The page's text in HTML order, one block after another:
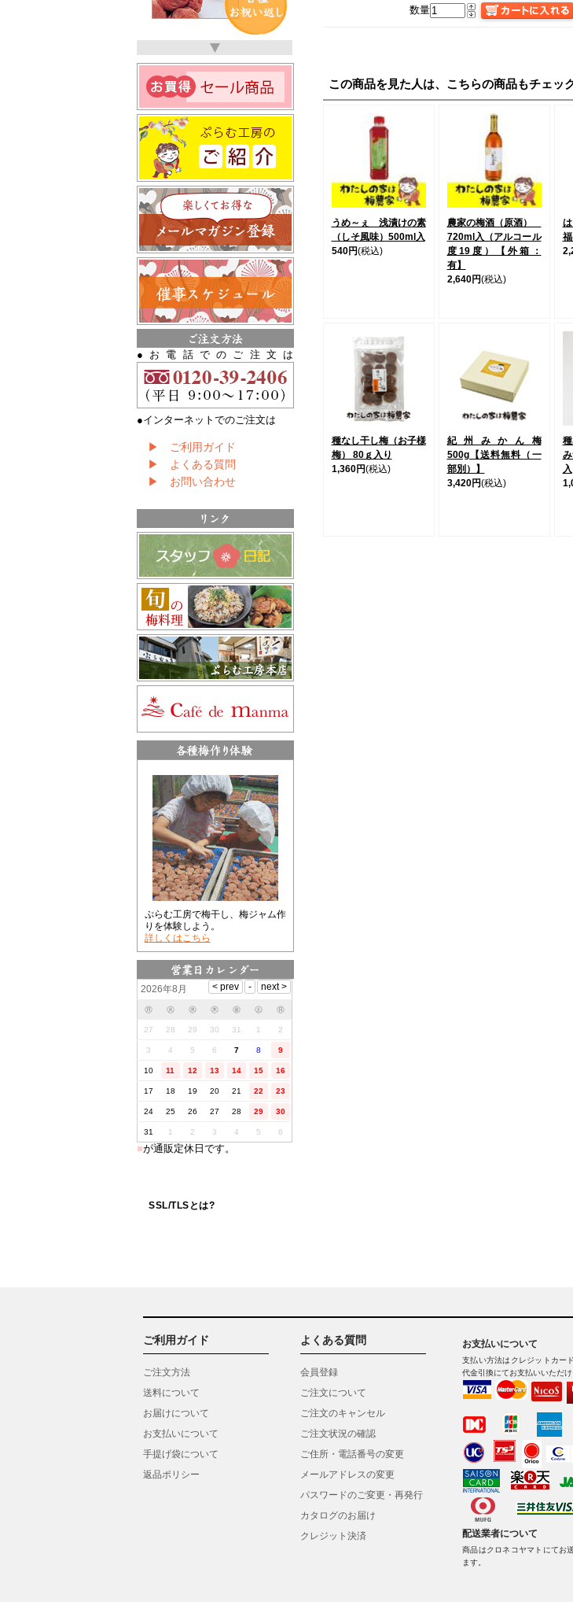
●お電話でのご注文は
●インターネットでのご注文は
▶ ご利用ガイド
▶ よくある質問
▶ お問い合わせ
ぷらむ工房で梅干し、梅ジャム作
りを体験しよう。
詳しくはこちら
2026年8月
㊊ ㊋ ㊌ ㊍ ㊎ ㊏ ㊐
27 28 29 30 31 1 2
3 4 5 6 7 8 9
10 11 12 13 14 15 16
17 18 19 20 21 22 23
24 25 26 27 28 29 30
31 1 2 3 4 5 6
■が通販定休日です。
SSL/TLSとは?
数量
この商品を見た人は、こちらの商品もチェッ
うめ～ぇ 浅漬けの素
（しそ風味）500ml入
540円(税込)
農家の梅酒（原酒）
720ml入（アルコール
度19度）【外箱：
有】
2,640円(税込)
種なし干し梅（お子様
梅） 80ｇ入り
1,360円(税込)
紀州みかん梅
500g【送料無料（一
部別）】
3,420円(税込)
入
ご利用ガイド
ご注文方法
送料について
お届けについて
お支払いについて
手提げ袋について
返品ポリシー
よくある質問
会員登録
ご注文について
ご注文のキャンセル
ご注文状況の確認
ご住所・電話番号の変更
メールアドレスの変更
パスワードのご変更・再発行
カタログのお届け
クレジット決済
お支払いについて
支払い方法はクレジットカード
代金引換にてお支払いいただけ
配送業者について
商品はクロネコヤマトにてお送
ます。